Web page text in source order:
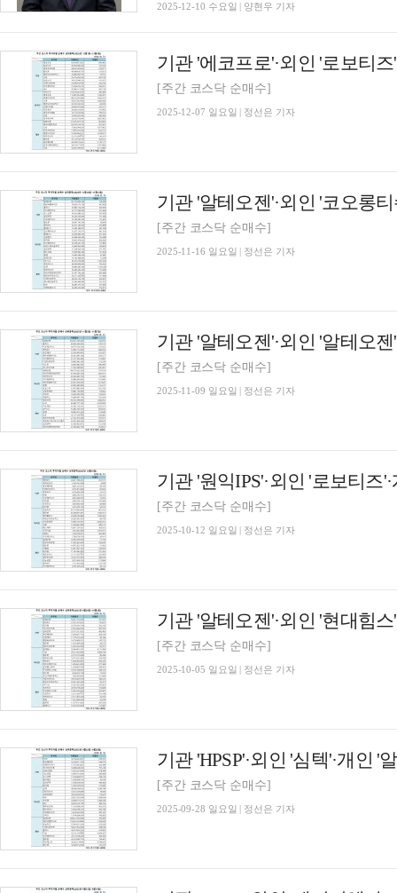
2025-12-10 수요일 | 양현우 기자
[주간 코스닥 순매수]
2025-12-07 일요일 | 정선은 기자
[주간 코스닥 순매수]
2025-11-16 일요일 | 정선은 기자
[주간 코스닥 순매수]
2025-11-09 일요일 | 정선은 기자
[주간 코스닥 순매수]
2025-10-12 일요일 | 정선은 기자
[주간 코스닥 순매수]
2025-10-05 일요일 | 정선은 기자
[주간 코스닥 순매수]
2025-09-28 일요일 | 정선은 기자